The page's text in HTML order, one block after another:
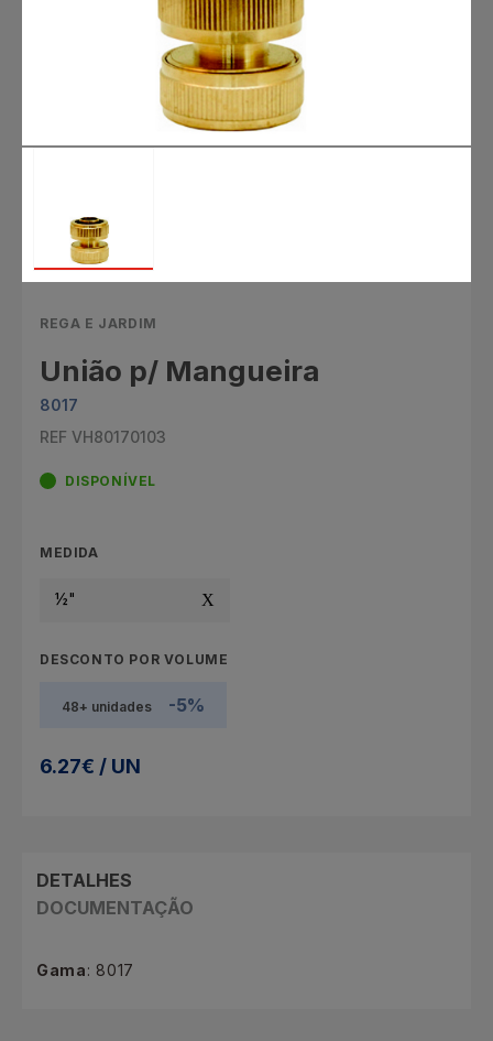
REGA E JARDIM
União p/ Mangueira
8017
REF VH80170103
DISPONÍVEL
MEDIDA
½"
DESCONTO POR VOLUME
48+ unidades -5%
6.27€ / UN
DETALHES
DOCUMENTAÇÃO
Gama: 8017